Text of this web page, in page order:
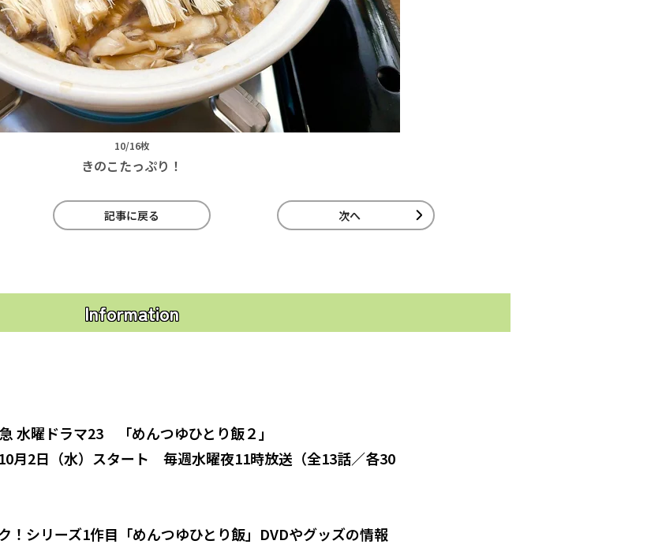
10/16枚
きのこたっぷり！
記事に戻る 次へ
Information
急 水曜ドラマ23 「めんつゆひとり飯２」
10月2日（水）スタート 毎週水曜夜11時放送（全13話／各30
！シリーズ1作目「めんつゆひとり飯」DVDやグッズの情報